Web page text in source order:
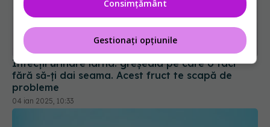
Infecții urinare iarna: greșeala pe care o faci
fără să-ți dai seama. Acest fruct te scapă de
probleme
04 ian 2025, 10:33
Consimțământ
Gestionați opțiunile